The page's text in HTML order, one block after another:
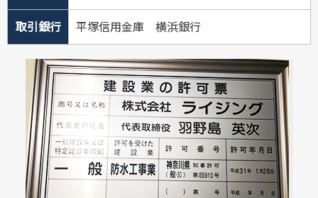
取引銀行 平塚信用金庫 横浜銀行